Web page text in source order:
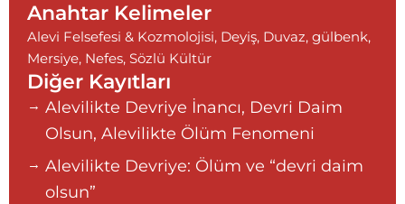
Anahtar Kelimeler
Alevi Felsefesi & Kozmolojisi, Deyiş, Duvaz, gülbenk,
Mersiye, Nefes, Sözlü Kültür
Diğer Kayıtları
Alevilikte Devriye İnancı, Devri Daim
Olsun, Alevilikte Ölüm Fenomeni
Alevilikte Devriye: Ölüm ve “devri daim
olsun”